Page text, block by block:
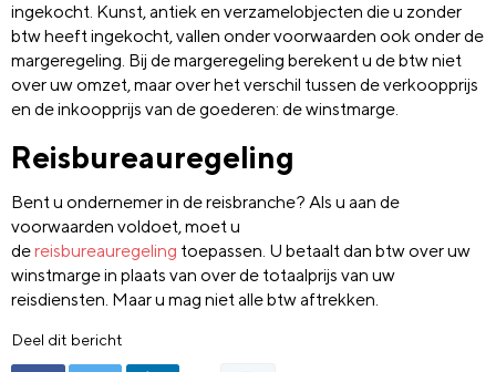
ingekocht. Kunst, antiek en verzamelobjecten die u zonder
btw heeft ingekocht, vallen onder voorwaarden ook onder de
margeregeling. Bij de margeregeling berekent u de btw niet
over uw omzet, maar over het verschil tussen de verkoopprijs
en de inkoopprijs van de goederen: de winstmarge.
Reisbureauregeling
Bent u ondernemer in de reisbranche? Als u aan de
voorwaarden voldoet, moet u
dereisbureauregeling toepassen. U betaalt dan btw over uw
winstmarge in plaats van over de totaalprijs van uw
reisdiensten. Maar u mag niet alle btw aftrekken.
Deel dit bericht